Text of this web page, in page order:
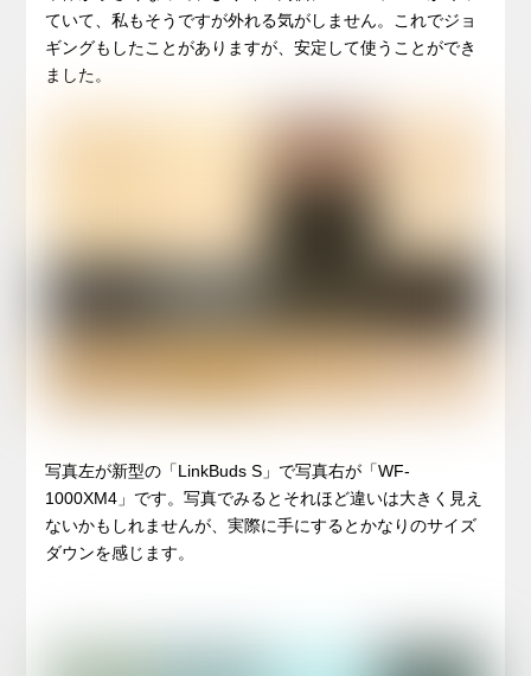
ていて、私もそうですが外れる気がしません。これでジョ
ギングもしたことがありますが、安定して使うことができ
ました。
写真左が新型の「LinkBuds S」で写真右が「WF-
1000XM4」です。写真でみるとそれほど違いは大きく見え
ないかもしれませんが、実際に手にするとかなりのサイズ
ダウンを感じます。